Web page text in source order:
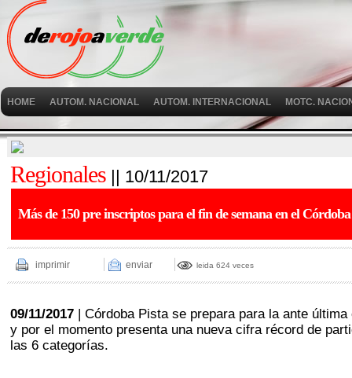
HOME AUTOM. NACIONAL AUTOM. INTERNACIONAL MOTC.
Regionales || 10/11/2017
Más de 150 pre inscriptos para el fin de semana en el
imprimir enviar leida 624 veces
09/11/2017 | Córdoba Pista se prepara para la ante
y por el momento presenta una nueva cifra récord de
las 6 categorías.